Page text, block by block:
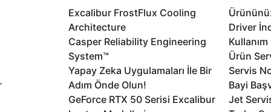
Excalibur FrostFlux Cooling
Architecture
Casper Reliability Engineering
System™
Yapay Zeka Uygulamaları İle Bir
Adım Önde Olun!
GeForce RTX 50 Serisi Excalibur
Driver
Kullanım
Ürün
Servis
Bayi
Jet